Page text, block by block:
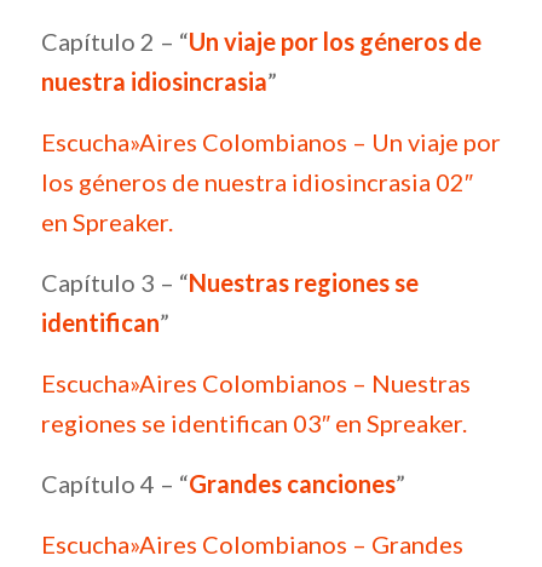
Capítulo 2 – “Un viaje por los géneros de
nuestra idiosincrasia”
Escucha»Aires Colombianos – Un viaje por
los géneros de nuestra idiosincrasia 02″
en Spreaker.
Capítulo 3 – “Nuestras regiones se
identifican”
Escucha»Aires Colombianos – Nuestras
regiones se identifican 03″ en Spreaker.
Capítulo 4 – “Grandes canciones”
Escucha»Aires Colombianos – Grandes